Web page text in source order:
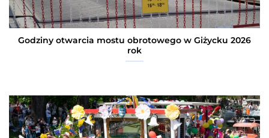
Godziny otwarcia mostu obrotowego w Giżycku 2026
rok